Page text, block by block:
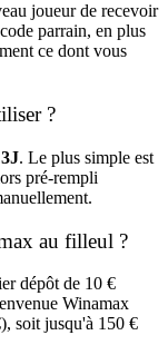
joueur de recevoir
parrain, en plus
ce dont vous
?
. Le plus simple est
pré-rempli
au filleul ?
dépôt de 10 €
Winamax
soit jusqu'à 150 €